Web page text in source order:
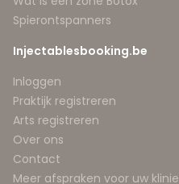
Spierontspanners
Injectablesbooking.be
Inloggen
Praktijk registreren
Arts registreren
Over ons
Contact
Meer afspraken voor uw